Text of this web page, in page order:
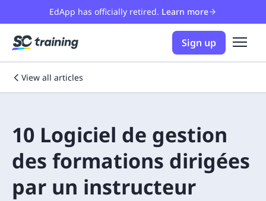
EdApp has officially retired. Learn more
Sign up
View all articles
10 Logiciel de gestion
des formations dirigées
par un instructeur